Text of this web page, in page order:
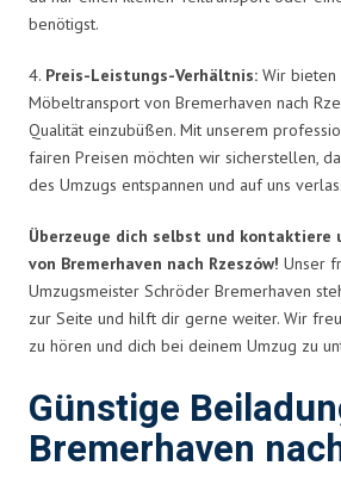
benötigst.
4. Preis-Leistungs-Verhältnis: Wir bieten
Möbeltransport von Bremerhaven nach
Qualität einzubüßen. Mit unserem
fairen Preisen möchten wir sicherstellen,
des Umzugs entspannen und auf uns
Überzeuge dich selbst und kontaktiere
von Bremerhaven nach Rzeszów! Unser
Umzugsmeister Schröder Bremerhaven
zur Seite und hilft dir gerne weiter. Wir
zu hören und dich bei deinem Umzug zu
Günstige
Bremerhaven